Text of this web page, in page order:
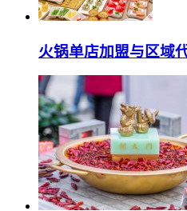
火锅单店加盟与区域